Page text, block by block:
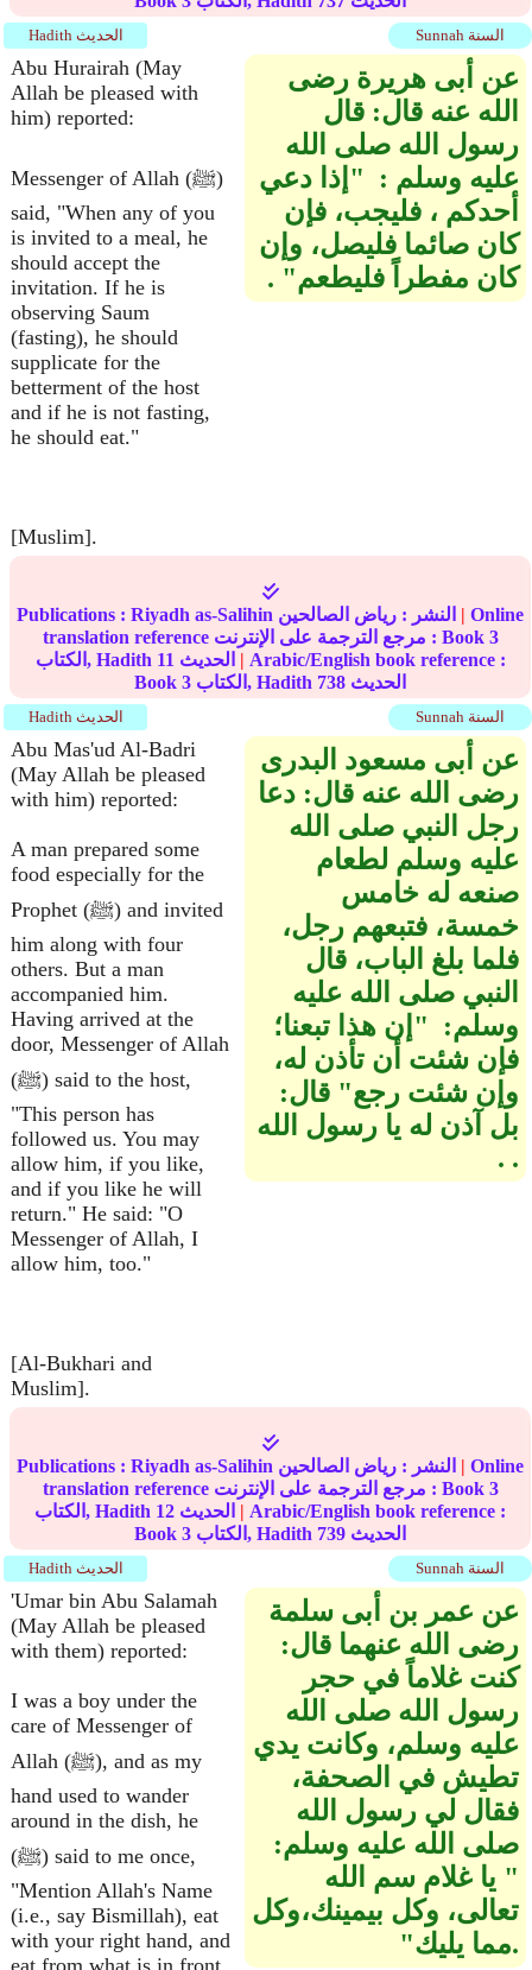
Sunnah السنة Hadith الحديث
Abu Hurairah (May
Allah be pleased with
him) reported:
Messenger of Allah (ﷺ)
said, "When any of you
is invited to a meal, he
should accept the
invitation. If he is
observing Saum
(fasting), he should
supplicate for the
betterment of the host
and if he is not fasting,
he should eat."
[Muslim].
عن أبى هريرة رضى
الله عنه قال‏:‏ قال
رسول الله صلى الله
عليه وسلم ‏:‏ ‏ "‏إذا دعي
أحدكم ، فليجب، فإن
كان صائما فليصل، وإن
كان مفطراً فليطعم‏"‏ ‏.‏
Publications : Riyadh as-Salihin النشر : رياض الصالحين | Online
translation reference مرجع الترجمة على الإنترنت : Book 3
الكتاب, Hadith 11 | Arabic/English book reference :
Book 3 الكتاب, Hadith 738 الحديث
Sunnah السنة Hadith الحديث
Abu Mas'ud Al-Badri
(May Allah be pleased
with him) reported:
A man prepared some
food especially for the
Prophet (ﷺ) and invited
him along with four
others. But a man
accompanied him.
Having arrived at the
door, Messenger of Allah
(ﷺ) said to the host,
"This person has
followed us. You may
allow him, if you like,
and if you like he will
return." He said: "O
Messenger of Allah, I
allow him, too."
[Al-Bukhari and
Muslim].
عن أبى مسعود البدرى
رضى الله عنه قال‏:‏ دعا
رجل النبي صلى الله
عليه وسلم لطعام
صنعه له خامس
خمسة، فتبعهم رجل،
فلما بلغ الباب، قال
النبي صلى الله عليه
وسلم‏:‏ ‏ "‏إن هذا تبعنا؛
فإن شئت أن تأذن له،
وإن شئت رجع‏"‏ قال‏:‏
بل آذن له يا رسول الله
‏.‏ ‏.‏
Publications : Riyadh as-Salihin النشر : رياض الصالحين | Online
translation reference مرجع الترجمة على الإنترنت : Book 3
الكتاب, Hadith 12 | Arabic/English book reference :
Book 3 الكتاب, Hadith 739 الحديث
Sunnah السنة Hadith الحديث
'Umar bin Abu Salamah
(May Allah be pleased
with them) reported:
I was a boy under the
care of Messenger of
Allah (ﷺ), and as my
hand used to wander
around in the dish, he
(ﷺ) said to me once,
"Mention Allah's Name
(i.e., say Bismillah), eat
with your right hand, and
eat from what is in front
عن عمر بن أبى سلمة
رضى الله عنهما قال‏:‏
كنت غلاماً في حجر
رسول الله صلى الله
عليه وسلم، وكانت يدي
تطيش في الصحفة،
فقال لي رسول الله
صلى الله عليه وسلم‏:‏ ‏
"‏ يا غلام سم الله
تعالى، وكل بيمينك،وكل
مما يليك‏"‏ ‏ ‏.